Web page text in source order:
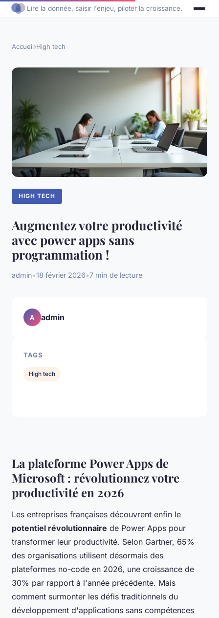
Lire la donnée, saisir l'enjeu, piloter la croissance.
Accueil›High tech
HIGH TECH
Augmentez votre productivité
avec power apps sans
programmation !
admin•18 février 2026•7 min de lecture
La plateforme Power Apps de
Microsoft : révolutionnez votre
productivité en 2026
Les entreprises françaises découvrent enfin le
potentiel révolutionnaire de Power Apps pour
transformer leur productivité. Selon Gartner, 65%
des organisations utilisent désormais des
plateformes no-code en 2026, une croissance de
30% par rapport à l'année précédente. Mais
comment surmonter les défis traditionnels du
développement d'applications sans compétences
A admin
TAGS
High tech